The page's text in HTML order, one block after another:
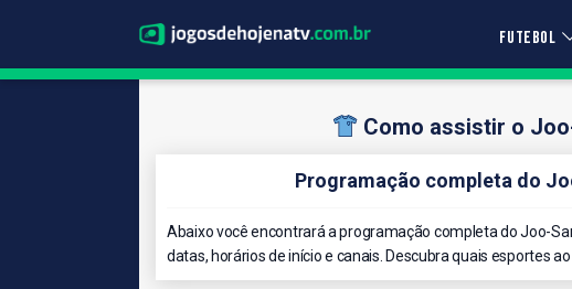
FUTEBOL
Como assistir o
Programação completa do
Abaixo você encontrará a programação completa do Joo-
datas, horários de início e canais. Descubra quais esportes